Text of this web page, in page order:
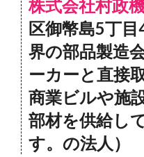
株式会社村政
区御幣島5丁
界の部品製造
ーカーと直接
商業ビルや施
部材を供給し
す。の法人）